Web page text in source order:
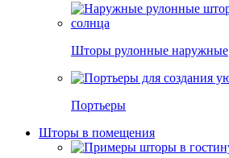
Шторы рулонные наружные
Портьеры
Шторы в помещения